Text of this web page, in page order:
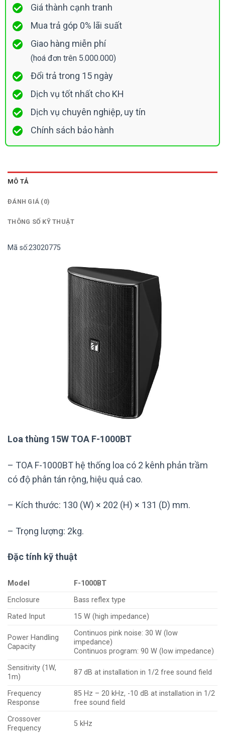
Giá thành cạnh tranh
Mua trả góp 0% lãi suất
Giao hàng miễn phí
(hoá đơn trên 5.000.000)
Đổi trả trong 15 ngày
Dịch vụ tốt nhất cho KH
Dịch vụ chuyên nghiệp, uy tín
Chính sách bảo hành
MÔ TẢ
ĐÁNH GIÁ (0)
THÔNG SỐ KỸ THUẬT
Mã số:23020775
Loa thùng 15W TOA F-1000BT
– TOA F-1000BT hệ thống loa có 2 kênh phản trầm
có độ phân tán rộng, hiệu quả cao.
– Kích thước: 130 (W) × 202 (H) × 131 (D) mm.
– Trọng lượng: 2kg.
Đặc tính kỹ thuật
Model
F-1000BT
Enclosure
Bass reflex type
Rated Input
15 W (high impedance)
Power Handling
Capacity
Continuos pink noise: 30 W (low
impedance)
Continuos program: 90 W (low impedance)
Sensitivity (1W,
1m)
87 dB at installation in 1/2 free sound field
Frequency
Response
85 Hz – 20 kHz, -10 dB at installation in 1/2
free sound field
Crossover
Frequency
5 kHz